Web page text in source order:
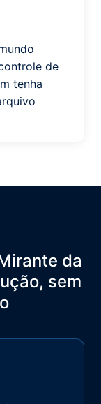
de
tenha
da
sem